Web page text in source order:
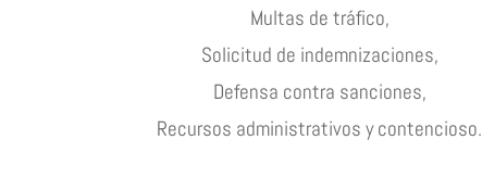
Multas de tráfico,
Solicitud de indemnizaciones,
Defensa contra sanciones,
Recursos administrativos y contencioso.